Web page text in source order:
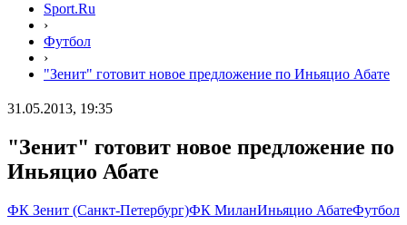
Sport.Ru
›
Футбол
›
"Зенит" готовит новое предложение по Иньяцио Абате
31.05.2013, 19:35
"Зенит" готовит новое предложение по
Иньяцио Абате
ФК Зенит (Санкт-Петербург)ФК МиланИньяцио АбатеФутбол